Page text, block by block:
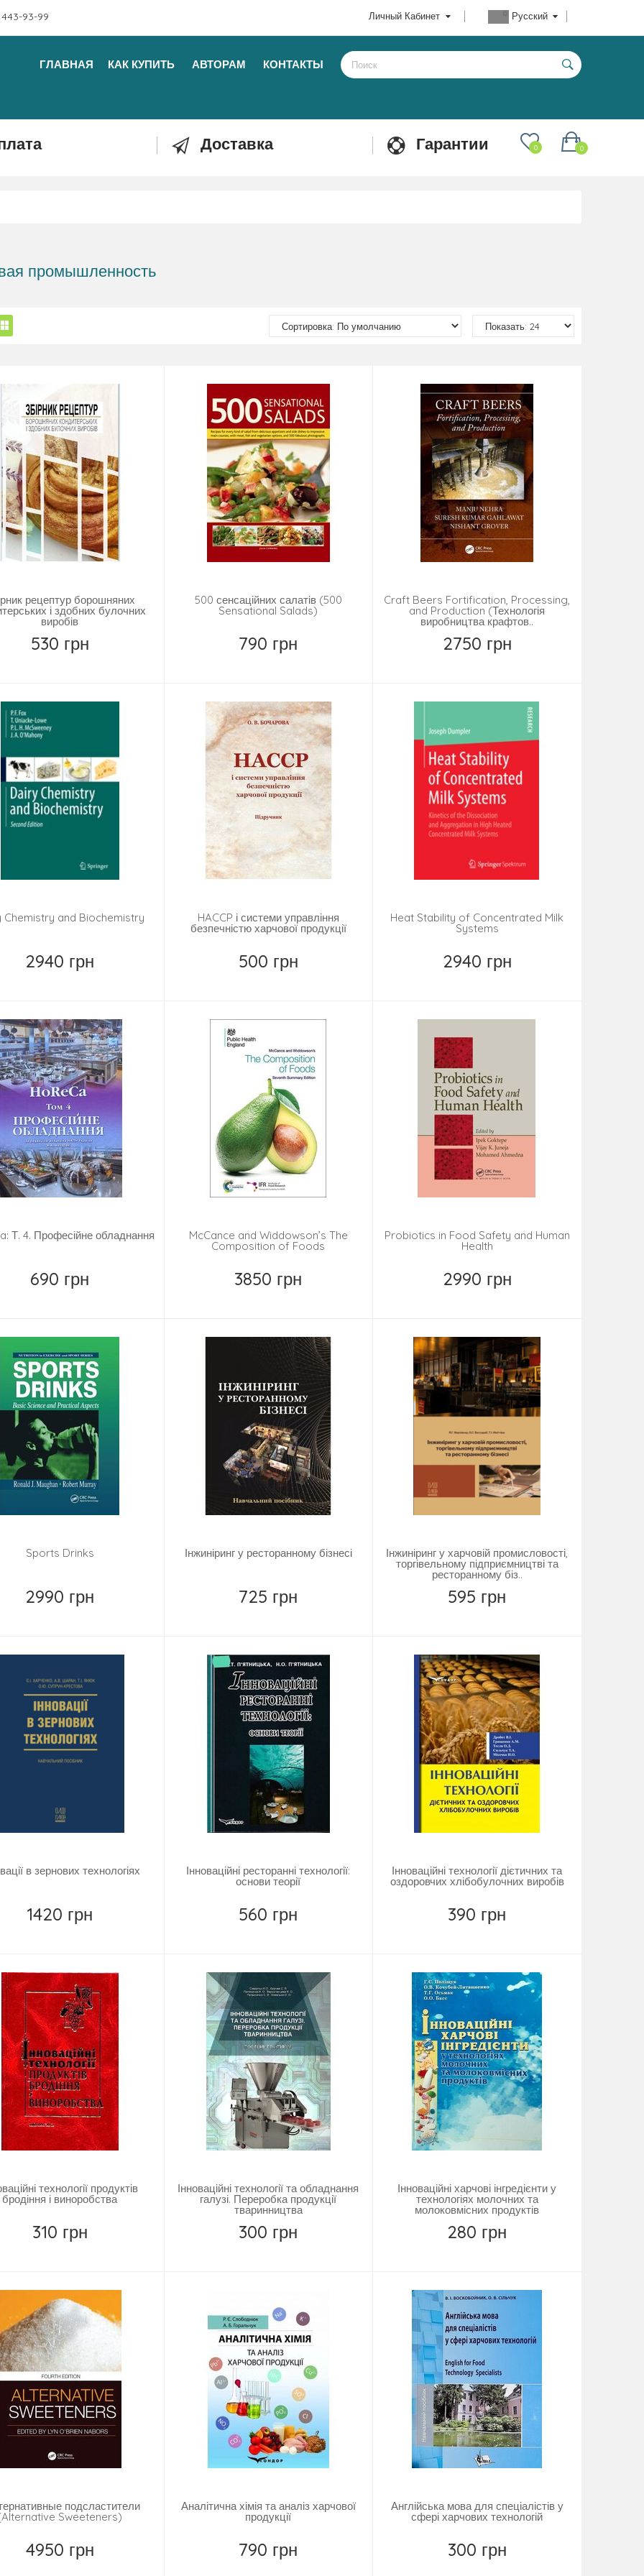
93-99 Русский
Личный Кабинет
ГЛАВНАЯ КАК КУПИТЬ АВТОРАМ КОНТАКТЫ
Доставка Гарантии 0
0
промышленность
рецептур борошняних
і здобних булочних
виробів
530 грн
500 сенсаційних салатів (500
Sensational Salads)
790 грн
Craft Beers Fortification, Processing,
and Production (Технологія
виробництва крафтов..
2750 грн
Chemistry and Biochemistry
2940 грн
HACCP і системи управління
безпечністю харчової продукції
500 грн
Heat Stability of Concentrated Milk
Systems
2940 грн
Т. 4. Професійне обладнання
690 грн
McCance and Widdowson’s The
Composition of Foods
3850 грн
Probiotics in Food Safety and Human
Health
2990 грн
Sports Drinks
2990 грн
Інжиніринг у ресторанному бізнесі
725 грн
Інжиніринг у харчовій промисловості,
торгівельному підприємництві та
ресторанному біз..
595 грн
в зернових технологіях
1420 грн
Інноваційні ресторанні технології:
основи теорії
560 грн
Інноваційні технології дієтичних та
оздоровчих хлібобулочних виробів
390 грн
технології продуктів
бродіння і виноробства
310 грн
Інноваційні технології та обладнання
галузі. Переробка продукції
тваринництва
300 грн
Інноваційні харчові інгредієнти у
технологіях молочних та
молоковмісних продуктів
280 грн
подсластители
Sweeteners)
4950 грн
Аналітична хімія та аналіз харчової
продукції
790 грн
Англійська мова для спеціалістів у
сфері харчових технологій
300 грн